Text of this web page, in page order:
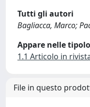
Tutti gli autori
Bagliacca, Marco;
Appare nelle
1.1 Articolo in
File in questo